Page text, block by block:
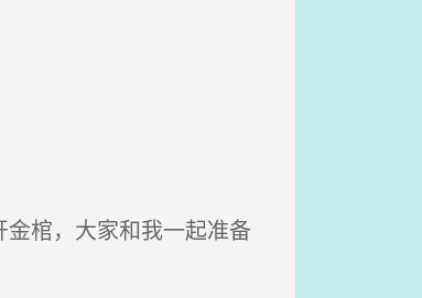
棺，大家和我一起准备